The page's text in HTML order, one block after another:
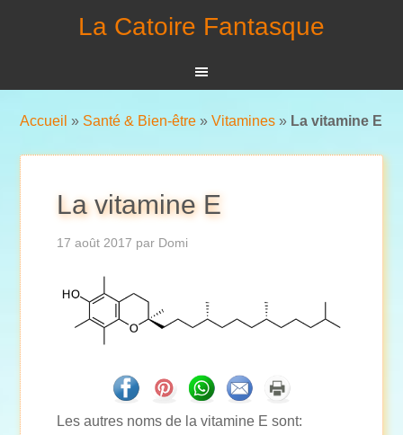
La Catoire Fantasque
Accueil » Santé & Bien-être »Vitamines » La vitamine E
La vitamine E
17 août 2017 par Domi
Les autres noms de la vitamine E sont: